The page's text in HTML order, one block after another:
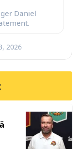
Daniel
2026